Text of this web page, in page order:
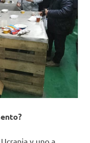
y uno a